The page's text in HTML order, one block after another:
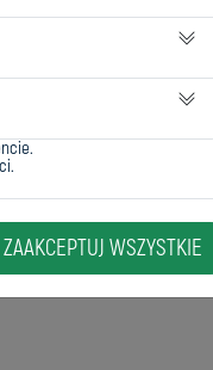
.
ZAAKCEPTUJ WSZYSTKIE